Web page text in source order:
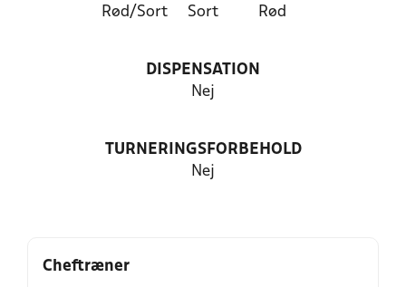
Rød/Sort Sort Rød
DISPENSATION
Nej
TURNERINGSFORBEHOLD
Nej
Cheftræner